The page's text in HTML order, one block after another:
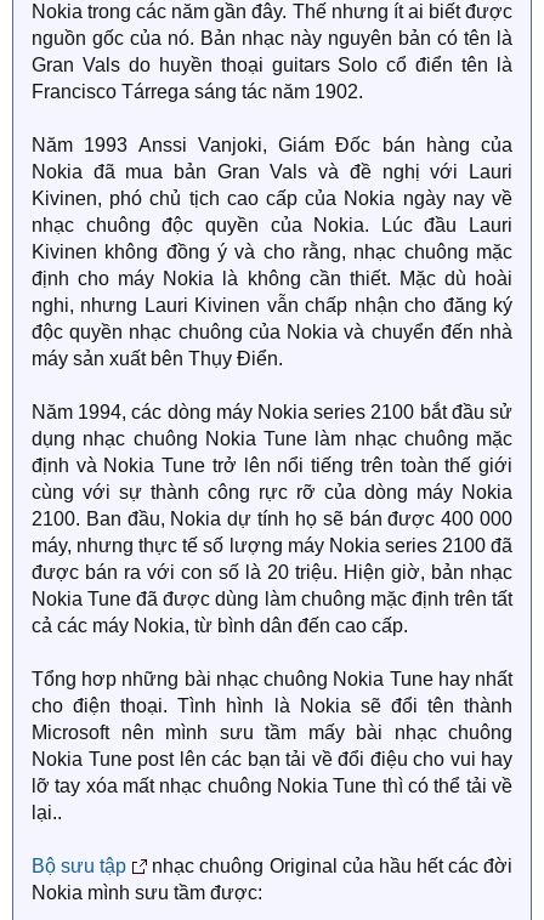
Nokia trong các năm gần đây. Thế nhưng ít ai biết được
nguồn gốc của nó. Bản nhạc này nguyên bản có tên là
Gran Vals do huyền thoại guitars Solo cổ điển tên là
Francisco Tárrega sáng tác năm 1902.
Năm 1993 Anssi Vanjoki, Giám Đốc bán hàng của
Nokia đã mua bản Gran Vals và đề nghị với Lauri
Kivinen, phó chủ tịch cao cấp của Nokia ngày nay về
nhạc chuông độc quyền của Nokia. Lúc đầu Lauri
Kivinen không đồng ý và cho rằng, nhạc chuông mặc
định cho máy Nokia là không cần thiết. Mặc dù hoài
nghi, nhưng Lauri Kivinen vẫn chấp nhận cho đăng ký
độc quyền nhạc chuông của Nokia và chuyển đến nhà
máy sản xuất bên Thụy Điển.
Năm 1994, các dòng máy Nokia series 2100 bắt đầu sử
dụng nhạc chuông Nokia Tune làm nhạc chuông mặc
định và Nokia Tune trở lên nổi tiếng trên toàn thế giới
cùng với sự thành công rực rỡ của dòng máy Nokia
2100. Ban đầu, Nokia dự tính họ sẽ bán được 400 000
máy, nhưng thực tế số lượng máy Nokia series 2100 đã
được bán ra với con số là 20 triệu. Hiện giờ, bản nhạc
Nokia Tune đã được dùng làm chuông mặc định trên tất
cả các máy Nokia, từ bình dân đến cao cấp.
Tổng hơp những bài nhạc chuông Nokia Tune hay nhất
cho điện thoại. Tình hình là Nokia sẽ đổi tên thành
Microsoft nên mình sưu tầm mấy bài nhạc chuông
Nokia Tune post lên các bạn tải về đổi điệu cho vui hay
lỡ tay xóa mất nhạc chuông Nokia Tune thì có thể tải về
lại..
Bộ sưu tập
nhạc chuông Original của hầu hết các đời
Nokia mình sưu tầm được: